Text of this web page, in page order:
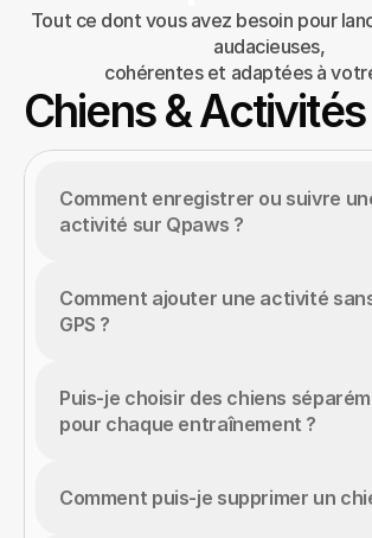
Tout ce dont vous avez besoin pour
audacieuses,
cohérentes et adaptées à
Chiens & Activités
Comment enregistrer ou suivre
activité sur Qpaws ?
Comment ajouter une activité
GPS ?
Puis-je choisir des chiens
pour chaque entraînement ?
Comment puis-je supprimer un